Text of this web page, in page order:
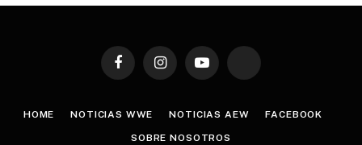
FacebookInstagramYouTube TikTok
HOME NOTICIAS WWE NOTICIAS AEW FACEBOOK
SOBRE NOSOTROS